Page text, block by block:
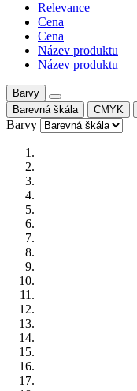
Relevance
Cena
Cena
Název produktu
Název produktu
Barvy
Barevná škála
CMYK
Barvy